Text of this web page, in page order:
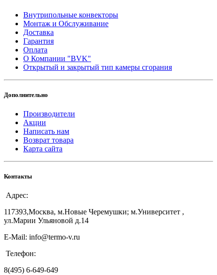
Внутрипольные конвекторы
Монтаж и Обслуживание
Доставка
Гарантия
Оплата
О Компании "BVK"
Открытый и закрытый тип камеры сгорания
Дополнительно
Производители
Акции
Написать нам
Возврат товара
Карта сайта
Контакты
Адрес:
117393,Москва, м.Новые Черемушки; м.Университет ,
ул.Марии Ульяновой д.14
E-Mail: info@termo-v.ru
Телефон:
8(495) 6-649-649